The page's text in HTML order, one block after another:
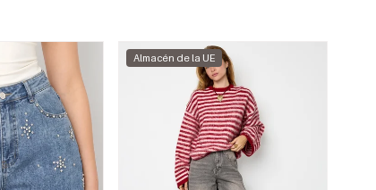
Almacén de la UE